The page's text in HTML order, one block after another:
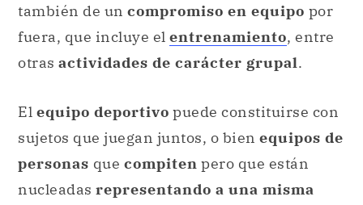
también de un compromiso en equipo por
fuera, que incluye el entrenamiento, entre
otras actividades de carácter grupal.
El equipo deportivo puede constituirse con
sujetos que juegan juntos, o bien equipos de
personas que compiten pero que están
nucleadas representando a una misma